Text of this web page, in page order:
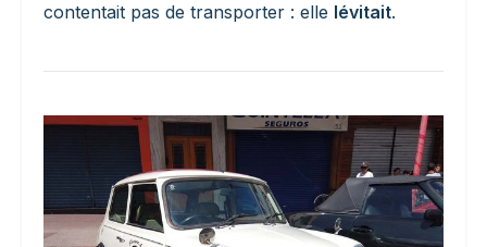
contentait pas de transporter : elle lévitait.